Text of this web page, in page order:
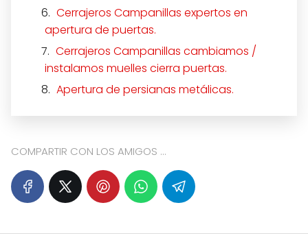
Cerrajeros Campanillas expertos en
apertura de puertas.
Cerrajeros Campanillas cambiamos /
instalamos muelles cierra puertas.
Apertura de persianas metálicas.
COMPARTIR CON LOS AMIGOS ...